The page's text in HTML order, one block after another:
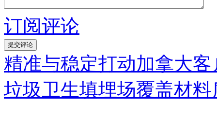
订阅评论
精准与稳定打动加拿大
垃圾卫生填埋场覆盖材